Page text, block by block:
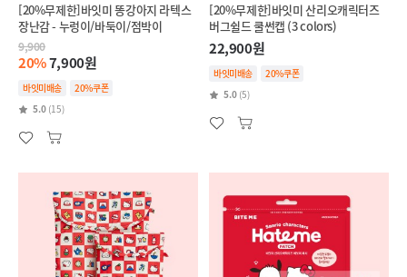
[20%무제한]바잇미 똥강아지 라텍스
장난감 - 누렁이/바둑이/점박이
9,900
20%7,900원
바잇미배송
20%쿠폰
5.0 (15)
[20%무제한]바잇미 산리오캐릭터즈
버그쉴드 쿨썬캡 (3 colors)
22,900원
바잇미배송
20%쿠폰
5.0 (5)